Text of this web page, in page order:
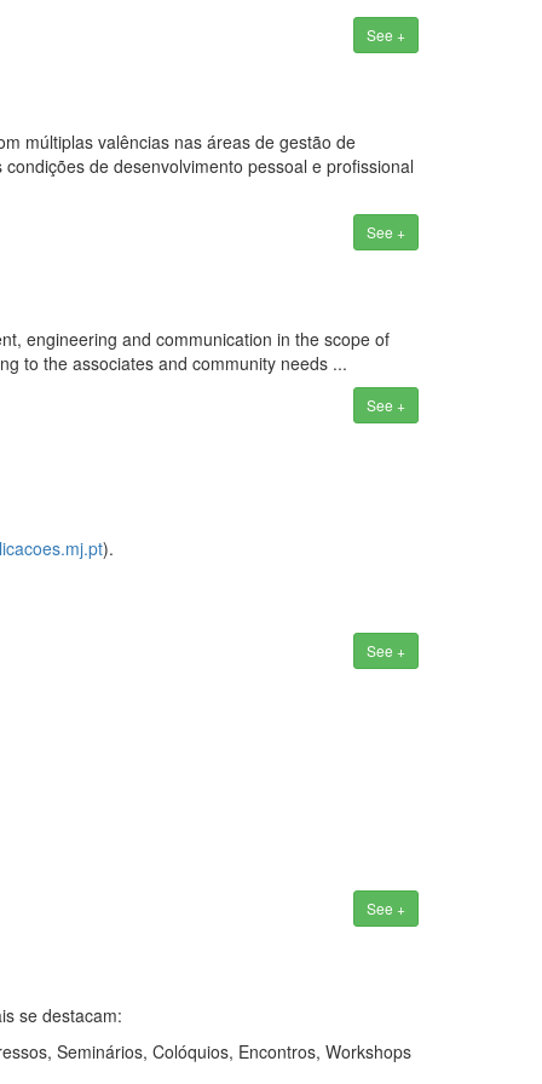
See +
múltiplas valências nas áreas de gestão de
de desenvolvimento pessoal e profissional
See +
engineering and communication in the scope of
to the associates and community needs ...
See +
).
See +
See +
se destacam:
Seminários, Colóquios, Encontros, Workshops